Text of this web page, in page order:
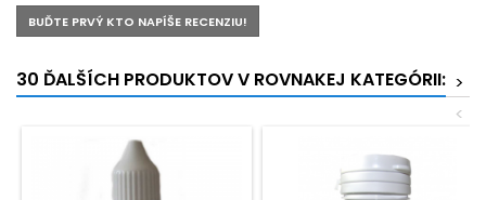
BUĎTE PRVÝ KTO NAPÍŠE RECENZIU!
30 ĎALŠÍCH PRODUKTOV V ROVNAKEJ KATEGÓRII: >
<